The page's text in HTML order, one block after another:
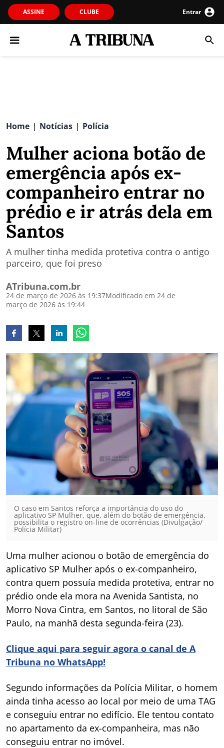
ASSINE CLUBE Entrar
Home | Notícias | Polícia
Mulher aciona botão de
emergência após ex-
companheiro entrar no
prédio e ir atrás dela em
Santos
A mulher tinha medida protetiva contra o antigo
parceiro, que foi preso
ATribuna.com.br
24 de março de 2026 às 19:37Modificado em 24 de
março de 2026 às 19:44
O caso em Santos reforça a importância do uso do
aplicativo SP Mulher, que, além do botão de emergência,
possibilita o registro on-line de ocorrências (Divulgação/
Polícia Militar)
Uma mulher acionou o botão de emergência do
aplicativo SP Mulher após o ex-companheiro,
contra quem possuía medida protetiva, entrar no
prédio onde ela mora na Avenida Santista, no
Morro Nova Cintra, em Santos, no litoral de São
Paulo, na manhã desta segunda-feira (23).
Clique aqui para seguir agora o canal de A
Tribuna no WhatsApp!
Segundo informações da Polícia Militar, o homem
ainda tinha acesso ao local por meio de uma TAG
e conseguiu entrar no edifício. Ele tentou contato
no apartamento da ex-companheira, mas não
conseguiu entrar no imóvel.